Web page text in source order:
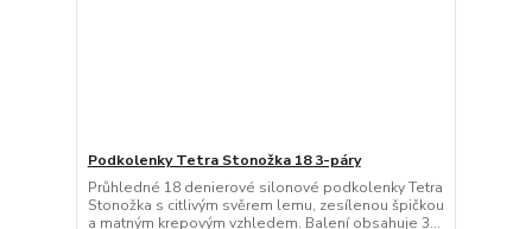
Podkolenky Tetra Stonožka 18 3-páry
Průhledné 18 denierové silonové podkolenky Tetra
Stonožka s citlivým svěrem lemu, zesílenou špičkou
a matným krepovým vzhledem. Balení obsahuje 3...